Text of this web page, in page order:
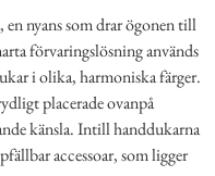
nyans som drar ögonen till
förvaringslösning används
i olika, harmoniska färger.
placerade ovanpå
känsla. Intill handdukarna
accessoar, som ligger